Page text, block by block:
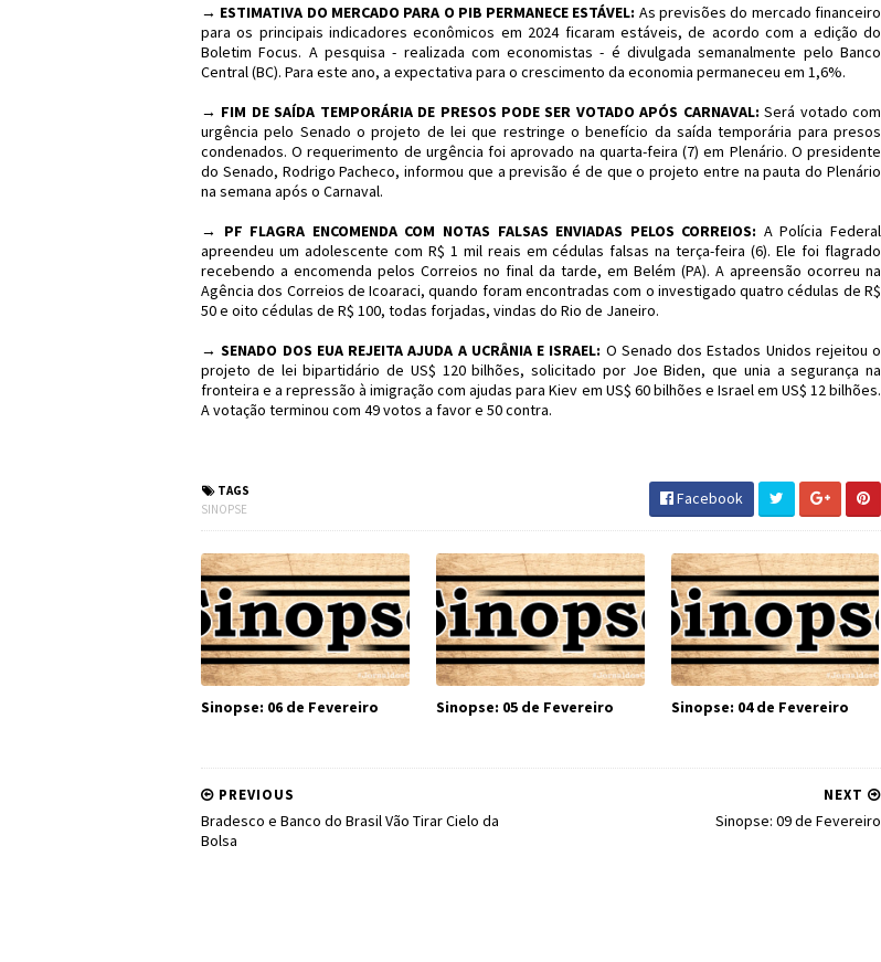
→ ESTIMATIVA DO MERCADO PARA O PIB PERMANECE ESTÁVEL: As previsões do mercado financeiro
para os principais indicadores econômicos em 2024 ficaram estáveis, de acordo com a edição do
Boletim Focus. A pesquisa - realizada com economistas - é divulgada semanalmente pelo Banco
Central (BC). Para este ano, a expectativa para o crescimento da economia permaneceu em 1,6%.
→ FIM DE SAÍDA TEMPORÁRIA DE PRESOS PODE SER VOTADO APÓS CARNAVAL: Será votado com
urgência pelo Senado o projeto de lei que restringe o benefício da saída temporária para presos
condenados. O requerimento de urgência foi aprovado na quarta-feira (7) em Plenário. O presidente
do Senado, Rodrigo Pacheco, informou que a previsão é de que o projeto entre na pauta do Plenário
na semana após o Carnaval.
→ PF FLAGRA ENCOMENDA COM NOTAS FALSAS ENVIADAS PELOS CORREIOS: A Polícia Federal
apreendeu um adolescente com R$ 1 mil reais em cédulas falsas na terça-feira (6). Ele foi flagrado
recebendo a encomenda pelos Correios no final da tarde, em Belém (PA). A apreensão ocorreu na
Agência dos Correios de Icoaraci, quando foram encontradas com o investigado quatro cédulas de R$
50 e oito cédulas de R$ 100, todas forjadas, vindas do Rio de Janeiro.
→SENADO DOS EUA REJEITA AJUDA A UCRÂNIA E ISRAEL: O Senado dos Estados Unidos rejeitou o
projeto de lei bipartidário de US$ 120 bilhões, solicitado por Joe Biden, que unia a segurança na
fronteira e a repressão à imigração com ajudas para Kiev em US$ 60 bilhões e Israel em US$ 12 bilhões.
A votação terminou com 49 votos a favor e 50 contra.
TAGS
SINOPSE
Facebook
Sinopse: 06 de Fevereiro Sinopse: 05 de Fevereiro Sinopse: 04 de Fevereiro
NEXT
Sinopse: 09 de Fevereiro
PREVIOUS
Bradesco e Banco do Brasil Vão Tirar Cielo da
Bolsa